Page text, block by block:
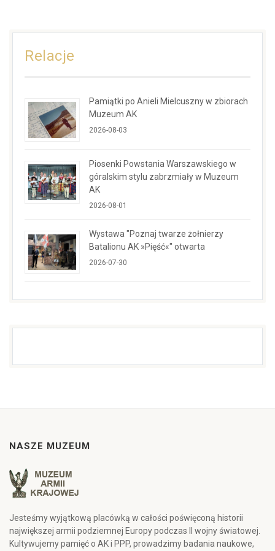
Relacje
Pamiątki po Anieli Mielcuszny w zbiorach
Muzeum AK
2026-08-03
Piosenki Powstania Warszawskiego w
góralskim stylu zabrzmiały w Muzeum
AK
2026-08-01
Wystawa "Poznaj twarze żołnierzy
Batalionu AK »Pięść«" otwarta
2026-07-30
NASZE MUZEUM
Jesteśmy wyjątkową placówką w całości poświęconą historii
największej armii podziemnej Europy podczas II wojny światowej.
Kultywujemy pamięć o AK i PPP, prowadzimy badania naukowe,